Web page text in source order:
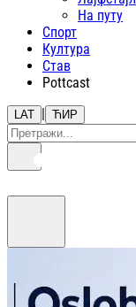
На путу
Спорт
Култура
Став
Pottcast
LAT | ЋИР